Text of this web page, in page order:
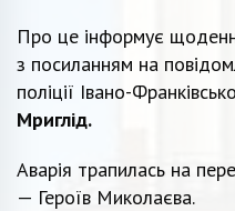
Про це інформує
з посиланням на
поліції Івано-
Мриглід.
Аварія трапилась на
— Героїв Миколаєва.